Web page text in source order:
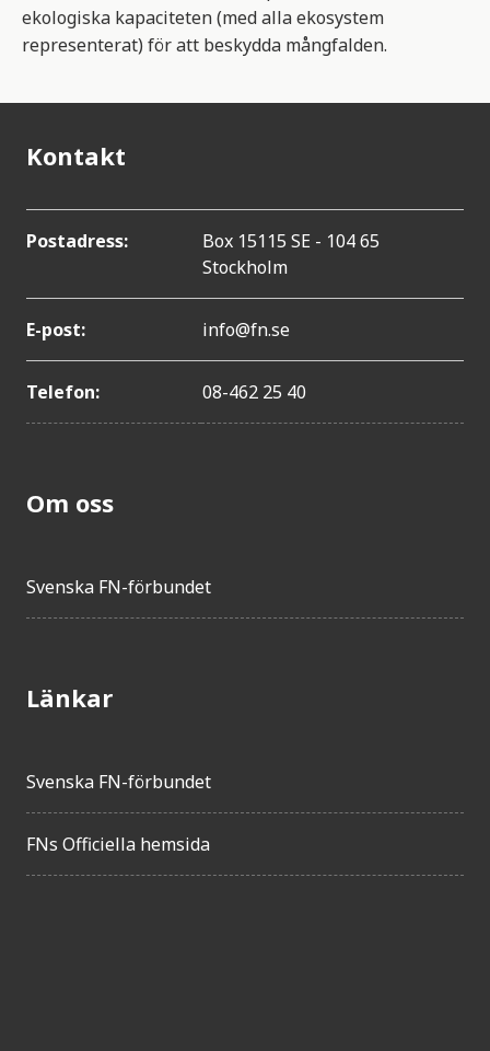
ekologiska kapaciteten (med alla ekosystem
representerat) för att beskydda mångfalden.
Kontakt
Postadress:
Box 15115 SE - 104 65
Stockholm
E-post: info@fn.se
Telefon: 08-462 25 40
Om oss
Svenska FN-förbundet
Länkar
Svenska FN-förbundet
FNs Officiella hemsida